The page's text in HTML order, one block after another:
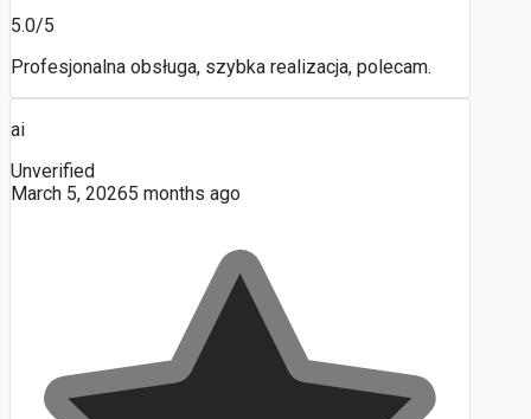
5.0/5
Profesjonalna obsługa, szybka realizacja, polecam.
ai
Unverified
March 5, 20265 months ago